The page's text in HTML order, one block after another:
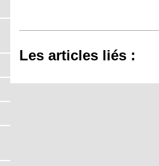
Les articles liés :